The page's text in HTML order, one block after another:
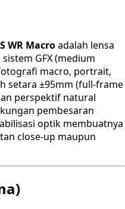
WR Macroadalah lensa
GFX (medium
macro, portrait,
setara ±95mm (full-frame
perspektif natural
pembesaran
optik membuatnya
close-up maupun